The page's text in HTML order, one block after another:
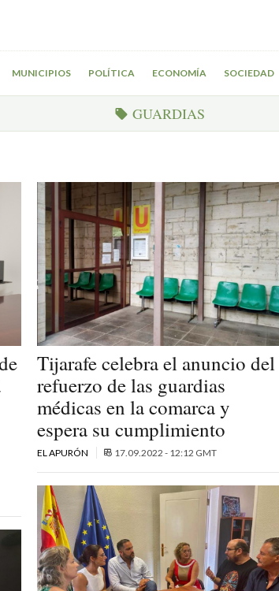
MUNICIPIOS POLÍTICA ECONOMÍA SOCIEDAD
GUARDIAS
Tijarafe celebra el anuncio del
refuerzo de las guardias
médicas en la comarca y
espera su cumplimiento
EL APURÓN 17.09.2022 - 12:12 GMT